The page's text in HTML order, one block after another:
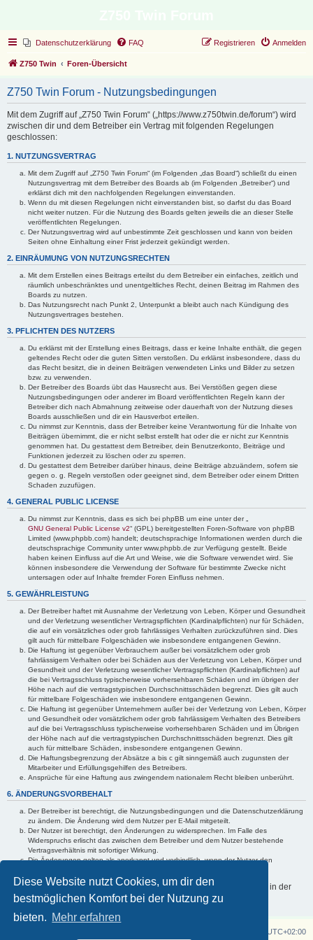
Diese Website nutzt Cookies, um dir den
bestmöglichen Komfort bei der Nutzung zu
bieten. Mehr erfahren
Datenschutzerklärung FAQ Anmelden
Registrieren
Z750 Twin Foren-Übersicht
Z750 Twin Forum - Nutzungsbedingungen
Mit dem Zugriff auf „Z750 Twin Forum“ („https://www.z750twin.de/forum“) wird
zwischen dir und dem Betreiber ein Vertrag mit folgenden Regelungen
geschlossen:
1. NUTZUNGSVERTRAG
Mit dem Zugriff auf „Z750 Twin Forum“ (im Folgenden „das Board“) schließt du einen
Nutzungsvertrag mit dem Betreiber des Boards ab (im Folgenden „Betreiber“) und
erklärst dich mit den nachfolgenden Regelungen einverstanden.
Wenn du mit diesen Regelungen nicht einverstanden bist, so darfst du das Board
nicht weiter nutzen. Für die Nutzung des Boards gelten jeweils die an dieser Stelle
veröffentlichten Regelungen.
Der Nutzungsvertrag wird auf unbestimmte Zeit geschlossen und kann von beiden
Seiten ohne Einhaltung einer Frist jederzeit gekündigt werden.
2. EINRÄUMUNG VON NUTZUNGSRECHTEN
Mit dem Erstellen eines Beitrags erteilst du dem Betreiber ein einfaches, zeitlich und
räumlich unbeschränktes und unentgeltliches Recht, deinen Beitrag im Rahmen des
Boards zu nutzen.
Das Nutzungsrecht nach Punkt 2, Unterpunkt a bleibt auch nach Kündigung des
Nutzungsvertrages bestehen.
3. PFLICHTEN DES NUTZERS
Du erklärst mit der Erstellung eines Beitrags, dass er keine Inhalte enthält, die gegen
geltendes Recht oder die guten Sitten verstoßen. Du erklärst insbesondere, dass du
das Recht besitzt, die in deinen Beiträgen verwendeten Links und Bilder zu setzen
bzw. zu verwenden.
Der Betreiber des Boards übt das Hausrecht aus. Bei Verstößen gegen diese
Nutzungsbedingungen oder anderer im Board veröffentlichten Regeln kann der
Betreiber dich nach Abmahnung zeitweise oder dauerhaft von der Nutzung dieses
Boards ausschließen und dir ein Hausverbot erteilen.
Du nimmst zur Kenntnis, dass der Betreiber keine Verantwortung für die Inhalte von
Beiträgen übernimmt, die er nicht selbst erstellt hat oder die er nicht zur Kenntnis
genommen hat. Du gestattest dem Betreiber, dein Benutzerkonto, Beiträge und
Funktionen jederzeit zu löschen oder zu sperren.
Du gestattest dem Betreiber darüber hinaus, deine Beiträge abzuändern, sofern sie
gegen o. g. Regeln verstoßen oder geeignet sind, dem Betreiber oder einem Dritten
Schaden zuzufügen.
4. GENERAL PUBLIC LICENSE
Du nimmst zur Kenntnis, dass es sich bei phpBB um eine unter der „
GNU General Public License v2“ (GPL) bereitgestellten Foren-Software von phpBB
Limited (www.phpbb.com) handelt; deutschsprachige Informationen werden durch die
deutschsprachige Community unter www.phpbb.de zur Verfügung gestellt. Beide
haben keinen Einfluss auf die Art und Weise, wie die Software verwendet wird. Sie
können insbesondere die Verwendung der Software für bestimmte Zwecke nicht
untersagen oder auf Inhalte fremder Foren Einfluss nehmen.
5. GEWÄHRLEISTUNG
Der Betreiber haftet mit Ausnahme der Verletzung von Leben, Körper und Gesundheit
und der Verletzung wesentlicher Vertragspflichten (Kardinalpflichten) nur für Schäden,
die auf ein vorsätzliches oder grob fahrlässiges Verhalten zurückzuführen sind. Dies
gilt auch für mittelbare Folgeschäden wie insbesondere entgangenen Gewinn.
Die Haftung ist gegenüber Verbrauchern außer bei vorsätzlichem oder grob
fahrlässigem Verhalten oder bei Schäden aus der Verletzung von Leben, Körper und
Gesundheit und der Verletzung wesentlicher Vertragspflichten (Kardinalpflichten) auf
die bei Vertragsschluss typischerweise vorhersehbaren Schäden und im übrigen der
Höhe nach auf die vertragstypischen Durchschnittsschäden begrenzt. Dies gilt auch
für mittelbare Folgeschäden wie insbesondere entgangenen Gewinn.
Die Haftung ist gegenüber Unternehmern außer bei der Verletzung von Leben, Körper
und Gesundheit oder vorsätzlichem oder grob fahrlässigem Verhalten des Betreibers
auf die bei Vertragsschluss typischerweise vorhersehbaren Schäden und im Übrigen
der Höhe nach auf die vertragstypischen Durchschnittsschäden begrenzt. Dies gilt
auch für mittelbare Schäden, insbesondere entgangenen Gewinn.
Die Haftungsbegrenzung der Absätze a bis c gilt sinngemäß auch zugunsten der
Mitarbeiter und Erfüllungsgehilfen des Betreibers.
Ansprüche für eine Haftung aus zwingendem nationalem Recht bleiben unberührt.
6. ÄNDERUNGSVORBEHALT
Der Betreiber ist berechtigt, die Nutzungsbedingungen und die Datenschutzerklärung
zu ändern. Die Änderung wird dem Nutzer per E-Mail mitgeteilt.
Der Nutzer ist berechtigt, den Änderungen zu widersprechen. Im Falle des
Widerspruchs erlischt das zwischen dem Betreiber und dem Nutzer bestehende
Vertragsverhältnis mit sofortiger Wirkung.
Die Änderungen gelten als anerkannt und verbindlich, wenn der Nutzer den
Informationen über den Umgang mit deinen persönlichen Daten sind in der
Datenschutzerklärung enthalten.
UTC+02:00